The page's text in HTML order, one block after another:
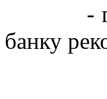
- група
банку